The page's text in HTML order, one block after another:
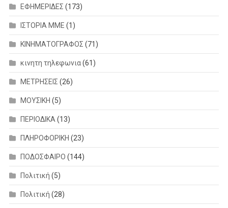
ΕΦΗΜΕΡΙΔΕΣ (173)
ΙΣΤΟΡΙΑ ΜΜΕ (1)
ΚΙΝΗΜΑΤΟΓΡΑΦΟΣ (71)
κινητη τηλεφωνια(61)
ΜΕΤΡΗΣΕΙΣ (26)
ΜΟΥΣΙΚΗ (5)
ΠΕΡΙΟΔΙΚΑ (13)
ΠΛΗΡΟΦΟΡΙΚΗ (23)
ΠΟΔΟΣΦΑΙΡΟ (144)
Πολιτική (5)
Πολιτική (28)